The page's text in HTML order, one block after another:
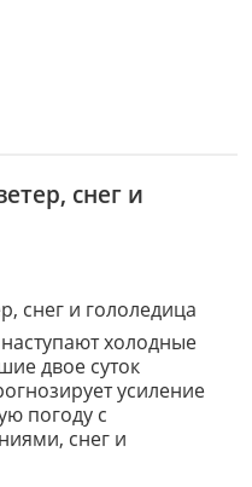
снег и
холодные
двое суток
усиление
погоду с
снег и